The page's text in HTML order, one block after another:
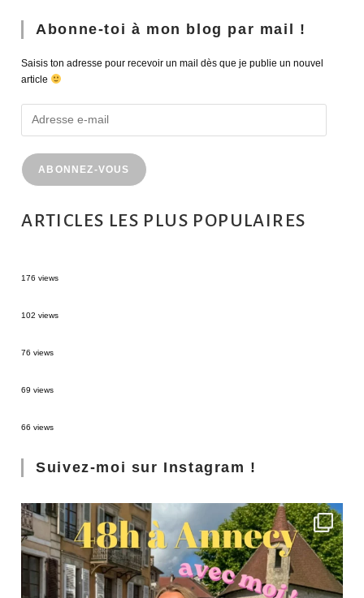
Abonne-toi à mon blog par mail !
Saisis ton adresse pour recevoir un mail dès que je publie un nouvel
article
ABONNEZ-VOUS
ARTICLES LES PLUS POPULAIRES
176 views
102 views
76 views
69 views
66 views
Suivez-moi sur Instagram !